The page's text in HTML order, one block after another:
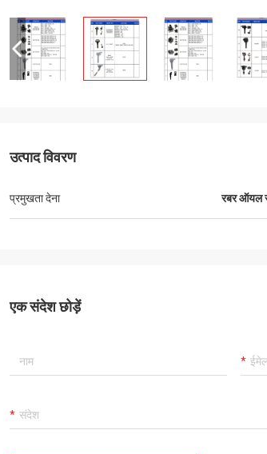
उत्पाद विवरण
प्रमुखता देना रबर ऑयल
एक संदेश छोड़ें